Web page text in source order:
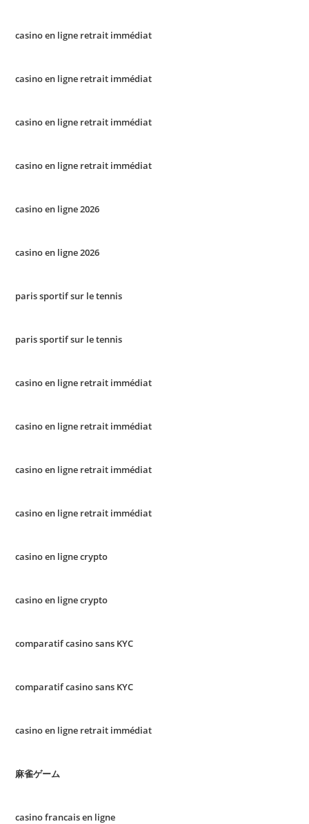
casino en ligne retrait immédiat
casino en ligne retrait immédiat
casino en ligne retrait immédiat
casino en ligne retrait immédiat
casino en ligne 2026
casino en ligne 2026
paris sportif sur le tennis
paris sportif sur le tennis
casino en ligne retrait immédiat
casino en ligne retrait immédiat
casino en ligne retrait immédiat
casino en ligne retrait immédiat
casino en ligne crypto
casino en ligne crypto
comparatif casino sans KYC
comparatif casino sans KYC
casino en ligne retrait immédiat
麻雀ゲーム
casino francais en ligne